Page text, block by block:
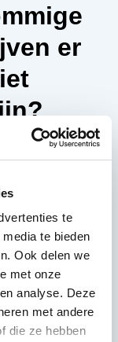
te
te bieden
Ook delen we
met onze
analyse. Deze
met andere
die ze hebben
er
met zich mee:
ook voor
deze
voordelen,
aan hechten.
Alles moet
controles,
Dit kost tijd die